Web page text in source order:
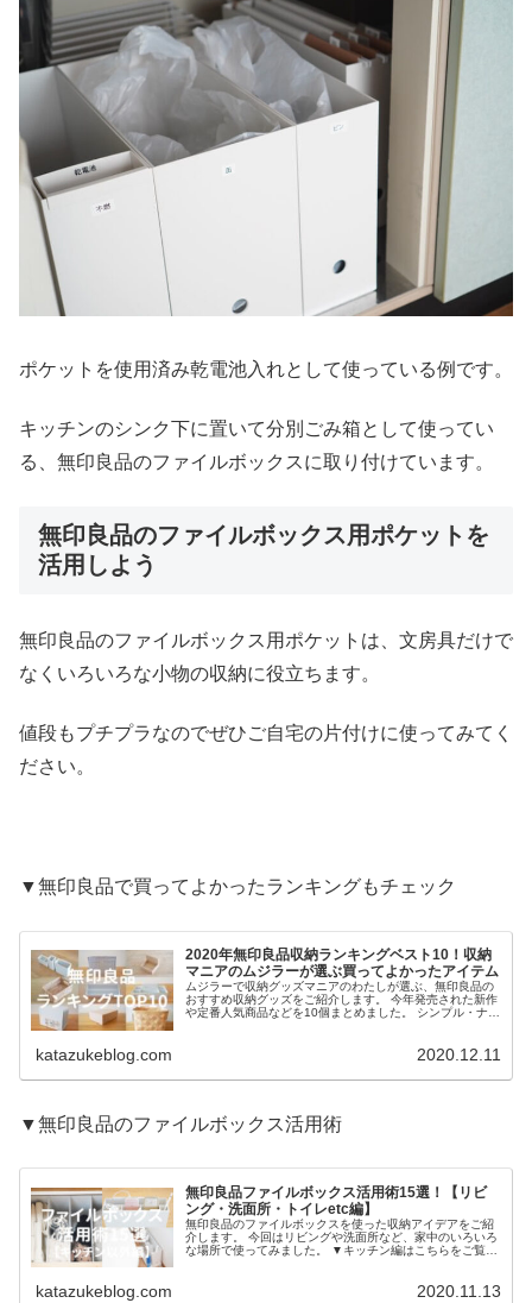
ポケットを使用済み乾電池入れとして使っている例です。
キッチンのシンク下に置いて分別ごみ箱として使ってい
る、無印良品のファイルボックスに取り付けています。
無印良品のファイルボックス用ポケットを
活用しよう
無印良品のファイルボックス用ポケットは、文房具だけで
なくいろいろな小物の収納に役立ちます。
値段もプチプラなのでぜひご自宅の片付けに使ってみてく
ださい。
▼無印良品で買ってよかったランキングもチェック
2020年無印良品収納ランキングベスト10！収納
マニアのムジラーが選ぶ買ってよかったアイテム
ムジラーで収納グッズマニアのわたしが選ぶ、無印良品の
おすすめ収納グッズをご紹介します。 今年発売された新作
や定番人気商品などを10個まとめました。 シンプル・ナチ
katazukeblog.com 2020.12.11
▼無印良品のファイルボックス活用術
無印良品ファイルボックス活用術15選！【リビ
ング・洗面所・トイレetc編】
無印良品のファイルボックスを使った収納アイデアをご紹
介します。 今回はリビングや洗面所など、家中のいろいろ
な場所で使ってみました。 ▼キッチン編はこちらをご覧く
katazukeblog.com 2020.11.13